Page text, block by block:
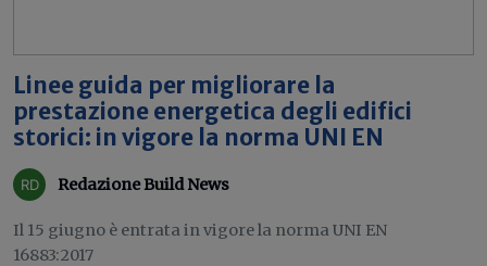
Linee guida per migliorare la
prestazione energetica degli edifici
storici: in vigore la norma UNI EN
Redazione Build News
Il 15 giugno è entrata in vigore la norma UNI EN
16883:2017